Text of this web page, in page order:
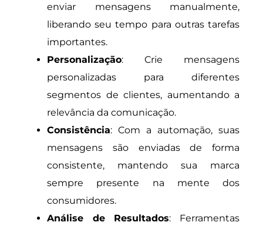
enviar mensagens manualmente,
liberando seu tempo para outras tarefas
importantes.
Personalização: Crie mensagens
personalizadas para diferentes
segmentos de clientes, aumentando a
relevância da comunicação.
Consistência: Com a automação, suas
mensagens são enviadas de forma
consistente, mantendo sua marca
sempre presente na mente dos
consumidores.
Análise de Resultados: Ferramentas